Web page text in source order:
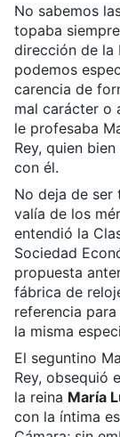
No sabemos
topaba
dirección de la
podemos
carencia de
mal carácter o
le profesaba
Rey, quien
con él.
No deja de ser
valía de los
entendió la
Sociedad
propuesta
fábrica de
referencia
la misma
El seguntino
Rey, obsequió
la reina María
con la íntima